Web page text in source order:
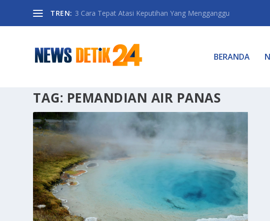
TREN: 3 Cara Tepat Atasi Keputihan Yang Mengganggu
BERANDA
TAG: PEMANDIAN AIR PANAS